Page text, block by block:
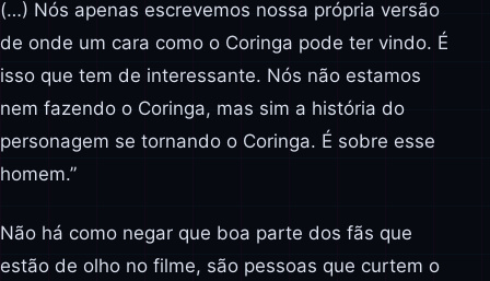
(…) Nós apenas escrevemos nossa própria versão
de onde um cara como o Coringa pode ter vindo. É
isso que tem de interessante. Nós não estamos
nem fazendo o Coringa, mas sim a história do
personagem se tornando o Coringa. É sobre esse
homem.”
Não há como negar que boa parte dos fãs que
estão de olho no filme, são pessoas que curtem o